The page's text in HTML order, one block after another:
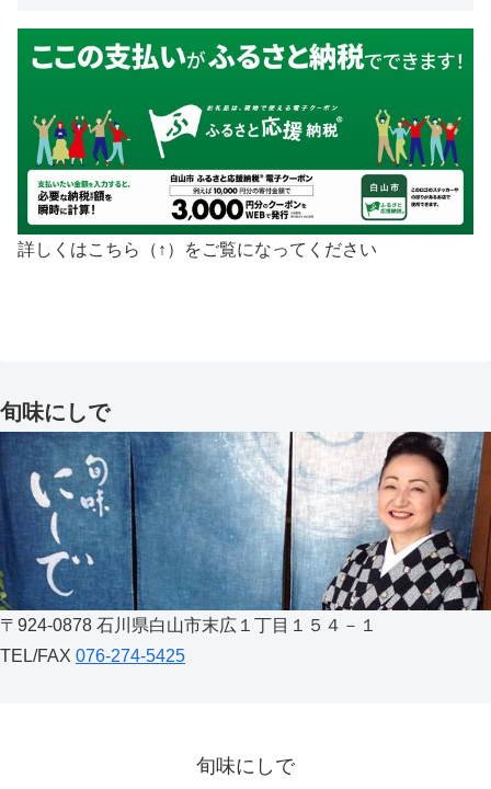
詳しくはこちら（↑）をご覧になってください
旬味にしで
〒924-0878 石川県白山市末広１丁目１５４－１
TEL/FAX 076-274-5425
旬味にしで